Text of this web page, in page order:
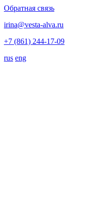
Обратная связь
irina@vesta-alva.ru
+7 (861) 244-17-09
rus eng